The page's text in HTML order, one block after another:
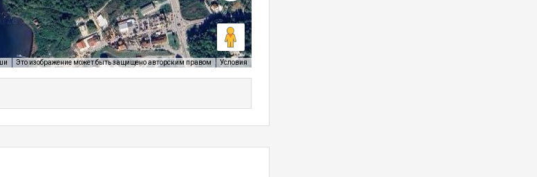
Это изображение может быть защищено авторским правом Условия